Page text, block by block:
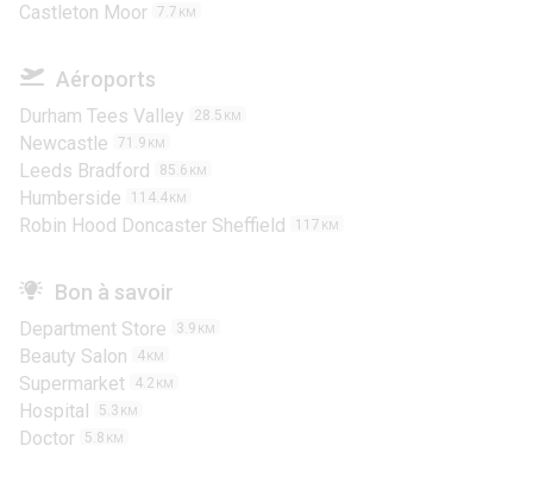
Castleton Moor 7.7 KM
Aéroports
Durham Tees Valley 28.5 KM
Newcastle 71.9 KM
Leeds Bradford 85.6 KM
Humberside 114.4 KM
Robin Hood Doncaster Sheffield 117 KM
Bon à savoir
Department Store 3.9 KM
Beauty Salon 4 KM
Supermarket 4.2 KM
Hospital 5.3 KM
Doctor 5.8 KM